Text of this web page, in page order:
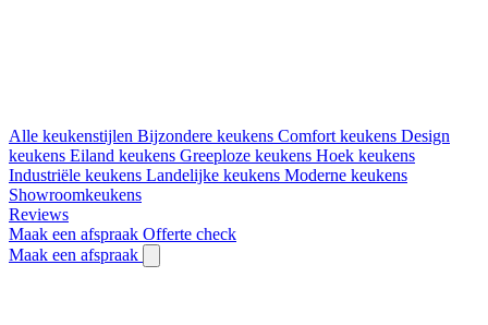
Alle keukenstijlen Bijzondere keukens Comfort keukens Design
keukens Eiland keukens Greeploze keukens Hoek keukens
Industriële keukens Landelijke keukens Moderne keukens
Showroomkeukens
Reviews
Maak een afspraak Offerte check
Maak een afspraak